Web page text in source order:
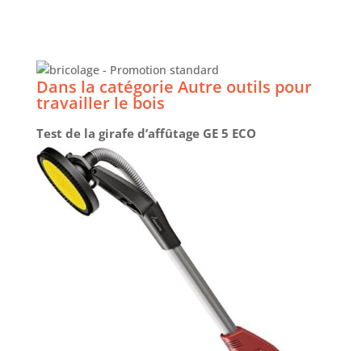
Dans la catégorie Autre outils pour
travailler le bois
Test de la girafe d’affûtage GE 5 ECO